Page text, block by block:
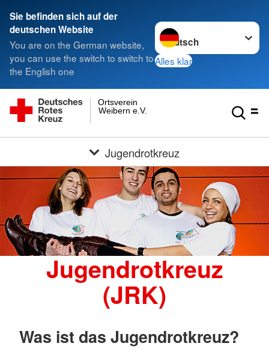
Sie befinden sich auf der
deutschen Website
You are on the German website,
you can use the switch to switch to
the English one
Sprache wechseln zu
Alles klar
Weibern e.V.
Ortsverein
Jugendrotkreuz
Jugendrotkreuz
(JRK)
Was ist das Jugendrotkreuz?